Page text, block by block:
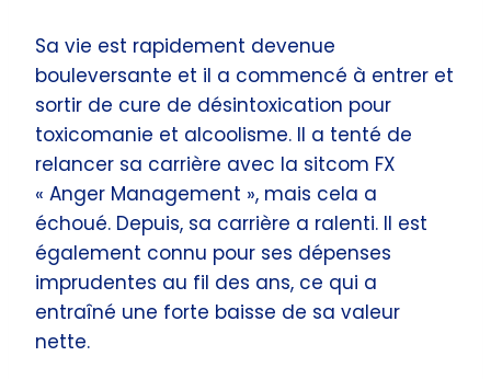
Sa vie est rapidement devenue
bouleversante et il a commencé à entrer et
sortir de cure de désintoxication pour
toxicomanie et alcoolisme. Il a tenté de
relancer sa carrière avec la sitcom FX
« Anger Management », mais cela a
échoué. Depuis, sa carrière a ralenti. Il est
également connu pour ses dépenses
imprudentes au fil des ans, ce qui a
entraîné une forte baisse de sa valeur
nette.